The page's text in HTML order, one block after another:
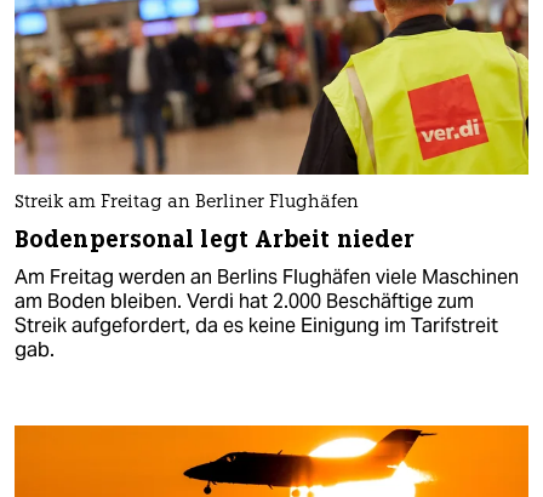
Streik am Freitag an Berliner Flughäfen
Bodenpersonal legt Arbeit nieder
Am Freitag werden an Berlins Flughäfen viele Maschinen
am Boden bleiben. Verdi hat 2.000 Beschäftige zum
Streik aufgefordert, da es keine Einigung im Tarifstreit
gab.